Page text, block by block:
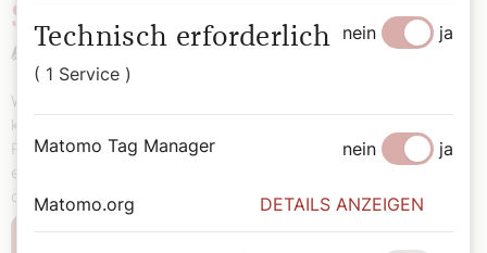
Stigmatisierung
Cornelia Grotte
Wissen Sie was die „Kirche des Allmächtigen Gottes“ ist und
kennen Sie die Gruppe Shincheonji? Die Arbeitsgemeinschaft der
Referentinnen für Weltanschauungsfragen gibt in unserer Serie
einen Überblick über diverse Bewegungen und erklärt, warum
das Wort Sekten out ist.
Technisch erforderlich
( 1 Service )
nein ja
Matomo Tag Manager nein ja
Matomo.org DETAILS ANZEIGEN